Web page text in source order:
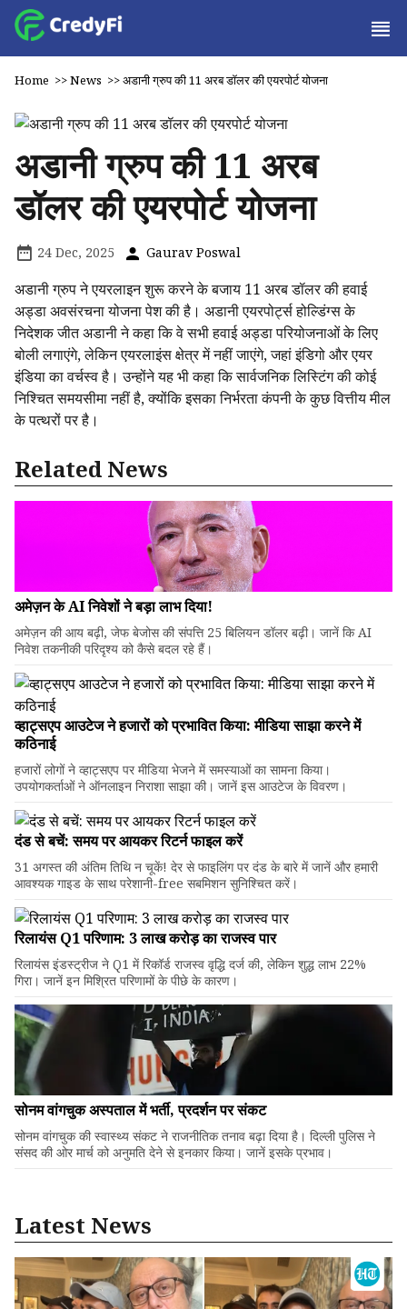
Home >>News >>अडानी ग्रुप की 11 अरब डॉलर की एयरपोर्ट योजना
अडानी ग्रुप की 11 अरब
डॉलर की एयरपोर्ट योजना
24 Dec, 2025 Gaurav Poswal
अडानी ग्रुप ने एयरलाइन शुरू करने के बजाय 11 अरब डॉलर की हवाई
अड्डा अवसंरचना योजना पेश की है। अडानी एयरपोर्ट्स होल्डिंग्स के
निदेशक जीत अडानी ने कहा कि वे सभी हवाई अड्डा परियोजनाओं के लिए
बोली लगाएंगे, लेकिन एयरलाइंस क्षेत्र में नहीं जाएंगे, जहां इंडिगो और एयर
इंडिया का वर्चस्व है। उन्होंने यह भी कहा कि सार्वजनिक लिस्टिंग की कोई
निश्चित समयसीमा नहीं है, क्योंकि इसका निर्भरता कंपनी के कुछ वित्तीय मील
के पत्थरों पर है।
Related News
अमेज़न के AI निवेशों ने बड़ा लाभ दिया!
अमेज़न की आय बढ़ी, जेफ बेजोस की संपत्ति 25 बिलियन डॉलर बढ़ी। जानें कि AI
निवेश तकनीकी परिदृश्य को कैसे बदल रहे हैं।
व्हाट्सएप आउटेज ने हजारों को प्रभावित किया: मीडिया साझा करने में
कठिनाई
हजारों लोगों ने व्हाट्सएप पर मीडिया भेजने में समस्याओं का सामना किया।
उपयोगकर्ताओं ने ऑनलाइन निराशा साझा की। जानें इस आउटेज के विवरण।
दंड से बचें: समय पर आयकर रिटर्न फाइल करें
31 अगस्त की अंतिम तिथि न चूकें! देर से फाइलिंग पर दंड के बारे में जानें और हमारी
आवश्यक गाइड के साथ परेशानी-free सबमिशन सुनिश्चित करें।
रिलायंस Q1 परिणाम: ₹3 लाख करोड़ का राजस्व पार
रिलायंस इंडस्ट्रीज ने Q1 में रिकॉर्ड राजस्व वृद्धि दर्ज की, लेकिन शुद्ध लाभ 22%
गिरा। जानें इन मिश्रित परिणामों के पीछे के कारण।
सोनम वांगचुक अस्पताल में भर्ती, प्रदर्शन पर संकट
सोनम वांगचुक की स्वास्थ्य संकट ने राजनीतिक तनाव बढ़ा दिया है। दिल्ली पुलिस ने
संसद की ओर मार्च को अनुमति देने से इनकार किया। जानें इसके प्रभाव।
Latest News